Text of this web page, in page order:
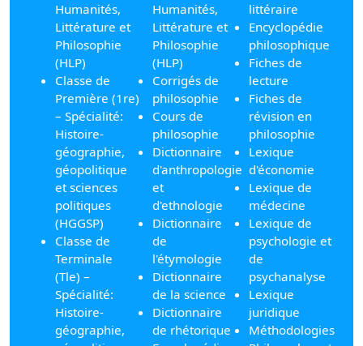
Humanités,
Littérature et
Philosophie
(HLP)
Classe de
Première (1re)
– Spécialité:
Histoire-
géographie,
géopolitique
et sciences
politiques
(HGGSP)
Classe de
Terminale
(Tle) –
Spécialité:
Histoire-
géographie,
Humanités,
Littérature et
Philosophie
(HLP)
Corrigés de
philosophie
Cours de
philosophie
Dictionnaire
d'anthropologie
et
d'ethnologie
Dictionnaire
de
l'étymologie
Dictionnaire
de la science
Dictionnaire
de rhétorique
littéraire
Encyclopédie
philosophique
Fiches de
lecture
Fiches de
révision en
philosophie
Lexique
d'économie
Lexique de
médecine
Lexique de
psychologie et
de
psychanalyse
Lexique
juridique
Méthodologies